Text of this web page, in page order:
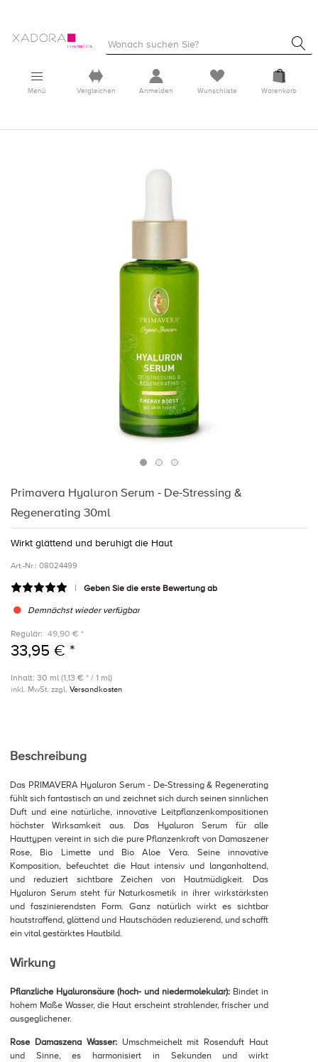
Menü Vergleichen Anmelden Wunschliste Warenkorb
Primavera Hyaluron Serum - De-Stressing &
Regenerating 30ml
Wirkt glättend und beruhigt die Haut
Art.-Nr.: 08024499
Geben Sie die erste Bewertung ab
Demnächst wieder verfügbar
Regulär: 49,90 € *
33,95 € *
Inhalt: 30 ml (1,13 € * / 1 ml)
inkl. MwSt. zzgl. Versandkosten
Beschreibung
Das PRIMAVERA Hyaluron Serum - De-Stressing & Regenerating
fühlt sich fantastisch an und zeichnet sich durch seinen sinnlichen
Duft und eine natürliche, innovative Leitpflanzenkompositionen
höchster Wirksamkeit aus. Das Hyaluron Serum für alle
Hauttypen vereint in sich die pure Pflanzenkraft von Damaszener
Rose, Bio Limette und Bio Aloe Vera. Seine innovative
Komposition, befeuchtet die Haut intensiv und langanhaltend,
und reduziert sichtbare Zeichen von Hautmüdigkeit. Das
Hyaluron Serum steht für Naturkosmetik in ihrer wirkstärksten
und faszinierendsten Form. Ganz natürlich wirkt es sichtbar
hautstraffend, glättend und Hautschäden reduzierend, und schafft
ein vital gestärktes Hautbild.
Wirkung
Pflanzliche Hyaluronsäure (hoch- und niedermolekular): Bindet in
hohem Maße Wasser, die Haut erscheint strahlender, frischer und
ausgeglichener.
Rose Damaszena Wasser:Umschmeichelt mit Rosenduft Haut
und Sinne, es harmonisiert in Sekunden und wirkt